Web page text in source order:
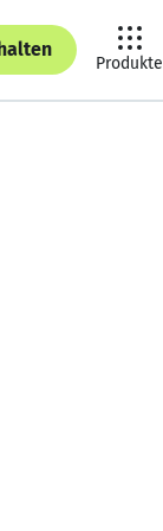
Produkte